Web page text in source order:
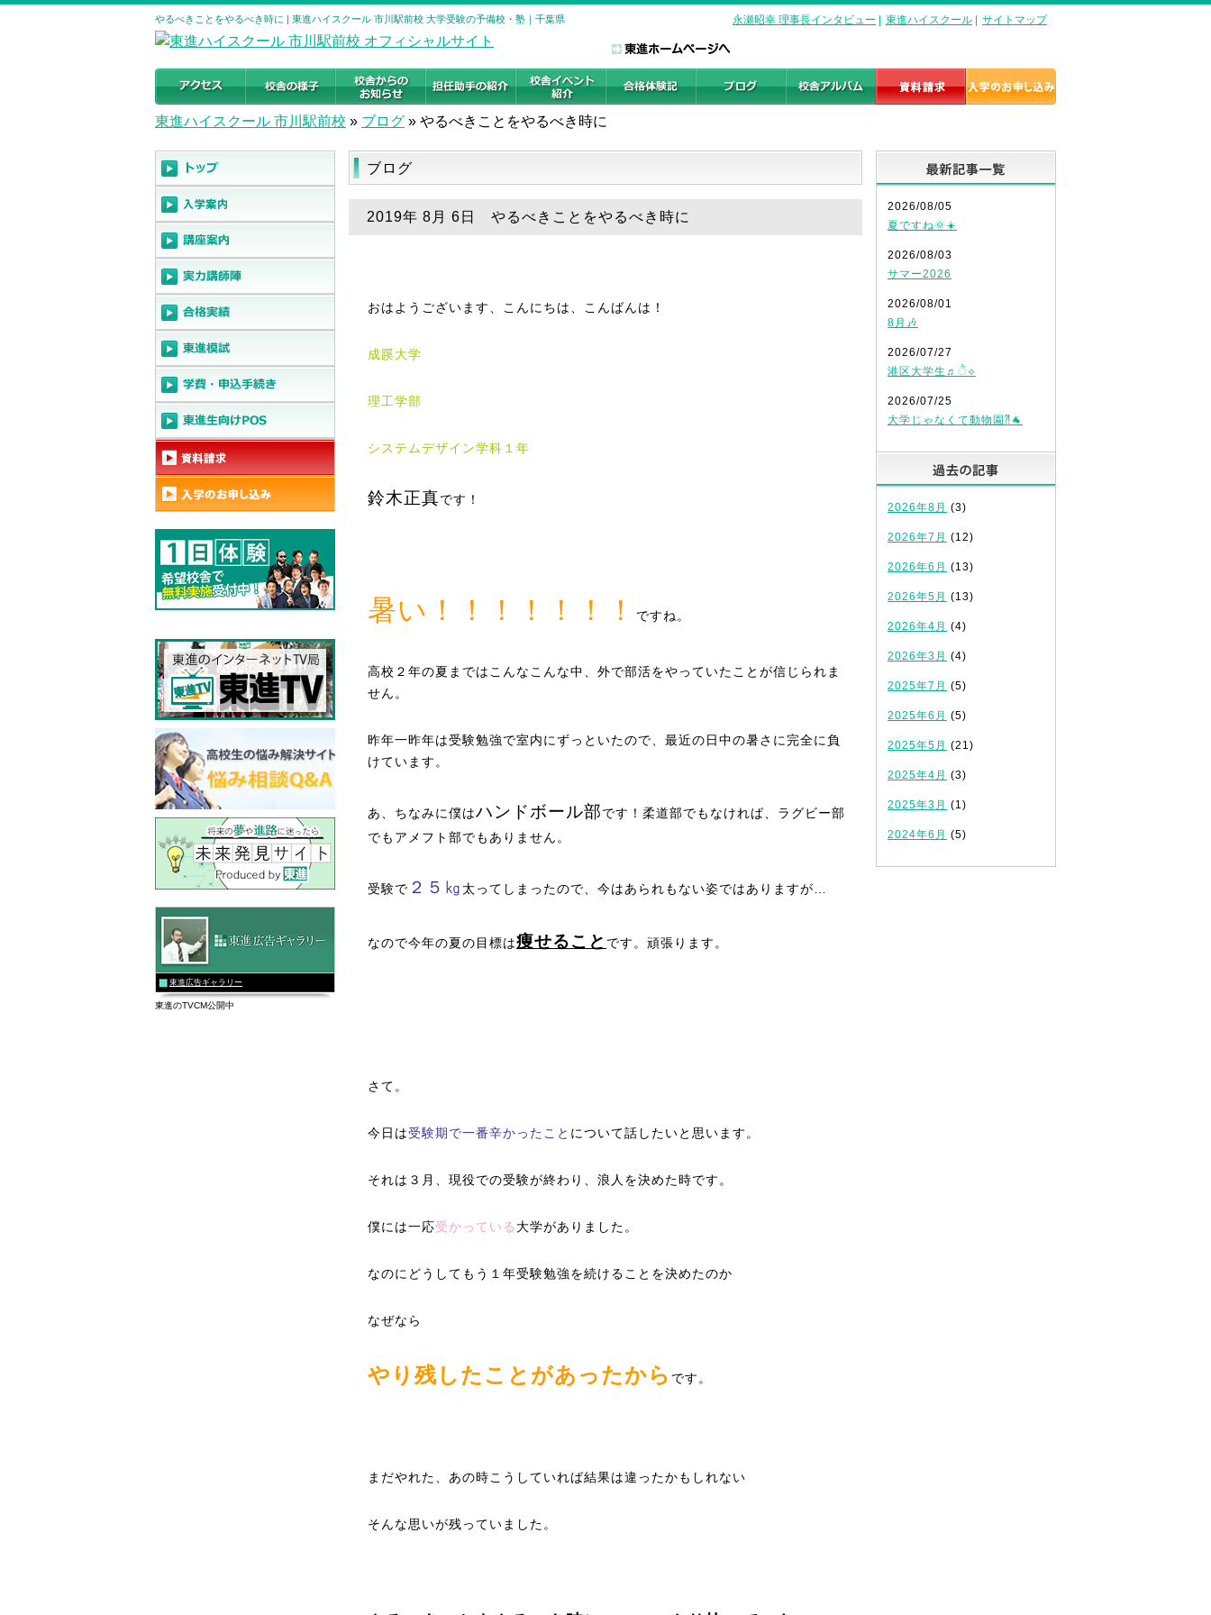
やるべきことをやるべき時に | 東進ハイスクール 市川駅前校 大学受験の予備校・塾｜千葉県 永瀬昭幸 理事長インタビュー 東進ハイスクール サイトマップ
東進ハイスクール 市川駅前校 » ブログ » やるべきことをやるべき時に
ブログ
2019年 8月 6日 やるべきことをやるべき時に
おはようございます、こんにちは、こんばんは！
成蹊大学
理工学部
システムデザイン学科１年
鈴木正真です！
暑い！！！！！！！ ですね。
高校２年の夏まではこんなこんな中、外で部活をやっていたことが信じられま
せん。
昨年一昨年は受験勉強で室内にずっといたので、最近の日中の暑さに完全に負
けています。
あ、ちなみに僕はハンドボール部です！柔道部でもなければ、ラグビー部
でもアメフト部でもありません。
受験で ２５㎏ 太ってしまったので、今はあられもない姿ではありますが…
なので今年の夏の目標は痩せること です。頑張ります。
さて。
今日は受験期で一番辛かったこと について話したいと思います。
それは３月、現役での受験が終わり、浪人を決めた時です。
僕には一応受かっている 大学がありました。
なのにどうしてもう１年受験勉強を続けることを決めたのか
なぜなら
やり残したことがあったから です。
まだやれた、あの時こうしていれば結果は違ったかもしれない
そんな思いが残っていました。
2026/08/05
夏ですね🌞☀️
2026/08/03
サマー2026
2026/08/01
8月🎶
2026/07/27
港区大学生♬ੈ⟡
2026/07/25
大学じゃなくて動物園⁈🐐
2026年8月 (3)
2026年7月 (12)
2026年6月 (13)
2026年5月 (13)
2026年4月 (4)
2026年3月 (4)
2025年7月 (5)
2025年6月 (5)
2025年5月 (21)
2025年4月 (3)
2025年3月 (1)
2024年6月 (5)
東進広告ギャラリー
東進のTVCM公開中